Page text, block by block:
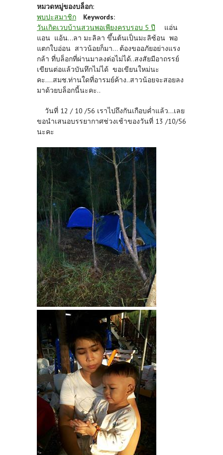
หมวดหมู่ของบล็อก:
พบปะสมาชิก
Keywords:
วันเกิดเวบบ้านสวนพอเพียงครบรอบ 5 ปี
แอ่น
แอน แอ้น...ลา มะลิลา ขึ้นต้นเป็นมะลิซ้อน พอ
แตกใบอ่อน สาวน้อยก็มา... ต้องขออภัยอย่างแรง
กล้า ที่บล็อกที่ผ่านมาลงต่อไม่ได้..สงสัยมีอาถรรย์
เขียนต่อแล้วบันทึกไม่ได้ ขอเขียนใหม่นะ
คะ....สมช.ท่านใดที่อารมย์ค้าง..สาวน้อยจะสอยลง
มาด้วยบล็อกนี้นะคะ..
วันที่ 12 / 10 /56 เราไปถึงกันเกือบค่ำแล้ว...เลย
ขอนำเสนอบรรยากาศช่วงเช้าของวันที่ 13 /10/56
นะคะ